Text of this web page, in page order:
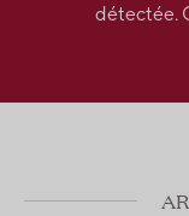
détectée.